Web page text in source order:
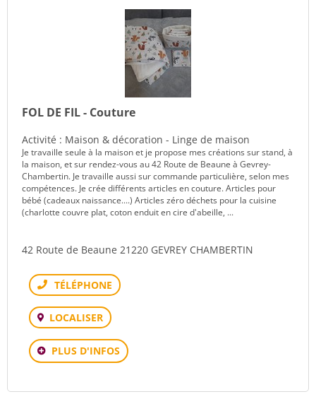
FOL DE FIL - Couture
Activité : Maison & décoration - Linge de maison
Je travaille seule à la maison et je propose mes créations sur stand, à
la maison, et sur rendez-vous au 42 Route de Beaune à Gevrey-
Chambertin. Je travaille aussi sur commande particulière, selon mes
compétences. Je crée différents articles en couture. Articles pour
bébé (cadeaux naissance....) Articles zéro déchets pour la cuisine
(charlotte couvre plat, coton enduit en cire d'abeille, ...
42 Route de Beaune 21220 GEVREY CHAMBERTIN
Téléphone
LOCALISER
PLUS D'INFOS